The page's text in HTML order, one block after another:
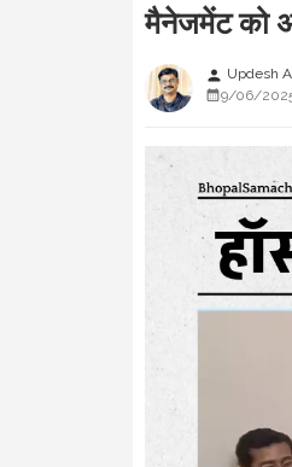
मैनेजमेंट को
person Updesh
9/06/